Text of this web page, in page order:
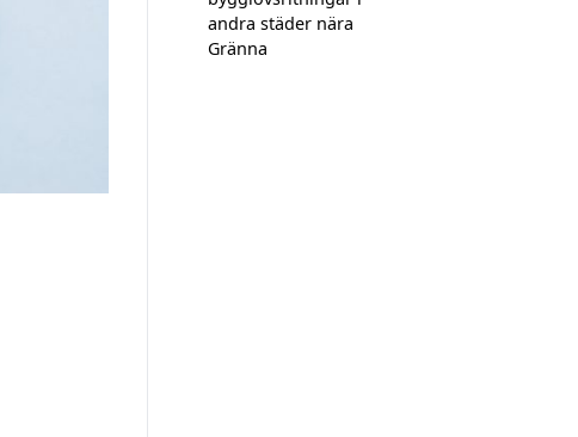
andra städer nära
Gränna